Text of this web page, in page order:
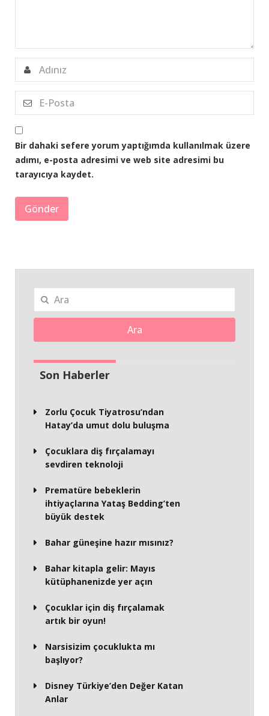
Bir dahaki sefere yorum yaptığımda kullanılmak üzere
adımı, e-posta adresimi ve web site adresimi bu
tarayıcıya kaydet.
Ara
Son Haberler
Zorlu Çocuk Tiyatrosu’ndan
Hatay’da umut dolu buluşma
Çocuklara diş fırçalamayı
sevdiren teknoloji
Prematüre bebeklerin
ihtiyaçlarına Yataş Bedding’ten
büyük destek
Bahar güneşine hazır mısınız?
Bahar kitapla gelir: Mayıs
kütüphanenizde yer açın
Çocuklar için diş fırçalamak
artık bir oyun!
Narsisizim çocuklukta mı
başlıyor?
Disney Türkiye’den Değer Katan
Anlar